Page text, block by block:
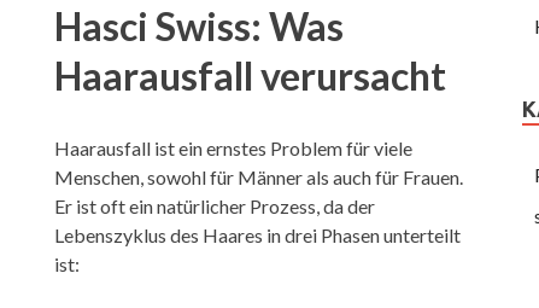
Hasci Swiss: Was
Haarausfall verursacht
Haarausfall ist ein ernstes Problem für viele
Menschen, sowohl für Männer als auch für Frauen.
Er ist oft ein natürlicher Prozess, da der
Lebenszyklus des Haares in drei Phasen unterteilt
ist: